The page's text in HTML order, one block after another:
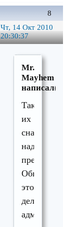
8
Чт, 14 Окт 2010
20:30:37
Mr.
Mayhem
Так
их
сначала
надо
Обычно
это
делает